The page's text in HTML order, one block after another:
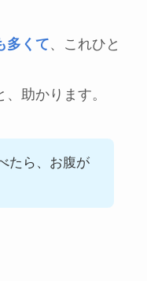
多くて、これひと
助かります。
たら、お腹が